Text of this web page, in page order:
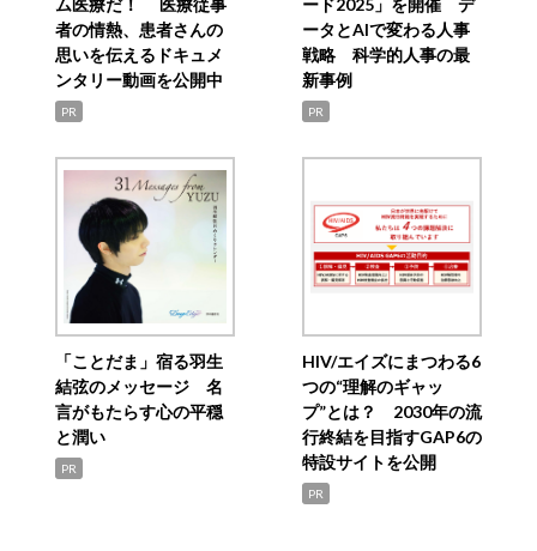
ム医療だ！ 医療従事
者の情熱、患者さんの
思いを伝えるドキュメ
ンタリー動画を公開中
PR
ード2025」を開催 デ
ータとAIで変わる人事
戦略 科学的人事の最
新事例
PR
「ことだま」宿る羽生
結弦のメッセージ 名
言がもたらす心の平穏
と潤い
PR
HIV/エイズにまつわる6
つの“理解のギャッ
プ”とは？ 2030年の流
行終結を目指すGAP6の
特設サイトを公開
PR